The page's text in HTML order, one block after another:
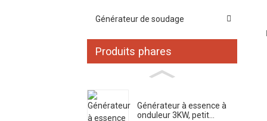
Générateur de soudage
Produits phares
Générateur à essence à
onduleur 3KW, petit...